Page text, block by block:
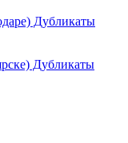
Дубликаты
Дубликаты